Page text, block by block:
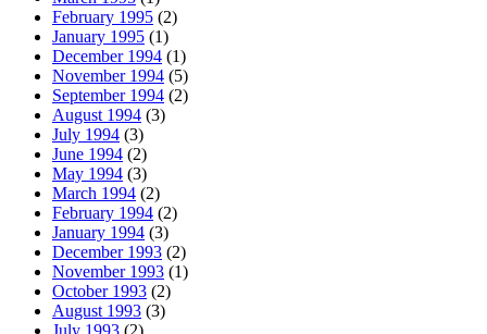
February 1995 (2)
January 1995 (1)
December 1994 (1)
November 1994 (5)
September 1994 (2)
August 1994 (3)
July 1994 (3)
June 1994 (2)
May 1994 (3)
March 1994 (2)
February 1994 (2)
January 1994 (3)
December 1993 (2)
November 1993 (1)
October 1993 (2)
August 1993 (3)